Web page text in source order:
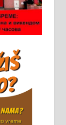
на
у
на
од